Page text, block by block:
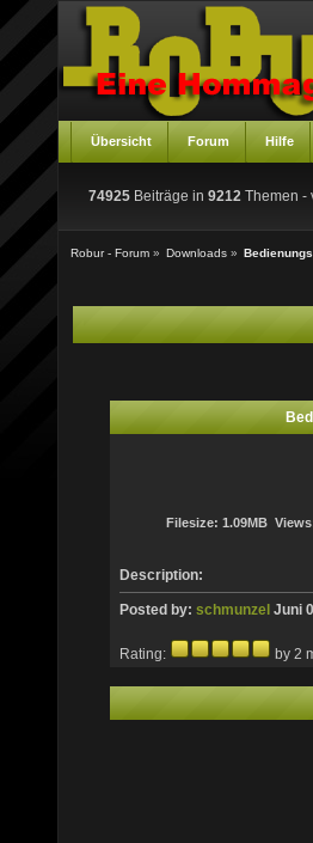
Übersicht Forum Hilfe
74925 Beiträge in 9212 Themen -
Robur - Forum » Downloads »
Filesize: 1.09MB
Description:
Posted by: schmunzelJuni
Rating: by 2